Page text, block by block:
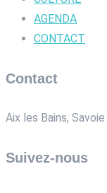
AGENDA
CONTACT
Contact
Aix les Bains, Savoie
Suivez-nous